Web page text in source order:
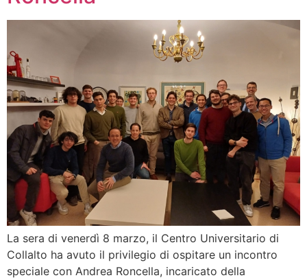
La sera di venerdì 8 marzo, il Centro Universitario di
Collalto ha avuto il privilegio di ospitare un incontro
speciale con Andrea Roncella, incaricato della